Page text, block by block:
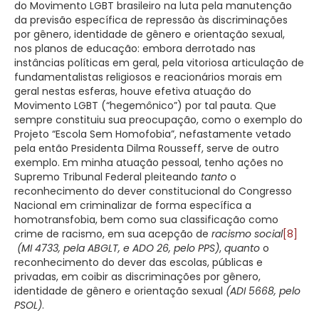
do Movimento LGBT brasileiro na luta pela manutenção
da previsão específica de repressão às discriminações
por gênero, identidade de gênero e orientação sexual,
nos planos de educação: embora derrotado nas
instâncias políticas em geral, pela vitoriosa articulação de
fundamentalistas religiosos e reacionários morais em
geral nestas esferas, houve efetiva atuação do
Movimento LGBT (“hegemônico”) por tal pauta. Que
sempre constituiu sua preocupação, como o exemplo do
Projeto “Escola Sem Homofobia”, nefastamente vetado
pela então Presidenta Dilma Rousseff, serve de outro
exemplo. Em minha atuação pessoal, tenho ações no
Supremo Tribunal Federal pleiteando tanto o
reconhecimento do dever constitucional do Congresso
Nacional em criminalizar de forma específica a
homotransfobia, bem como sua classificação como
crime de racismo, em sua acepção de racismo social[8]
(MI 4733, pela ABGLT, e ADO 26, pelo PPS), quanto o
reconhecimento do dever das escolas, públicas e
privadas, em coibir as discriminações por gênero,
identidade de gênero e orientação sexual (ADI 5668, pelo
PSOL).